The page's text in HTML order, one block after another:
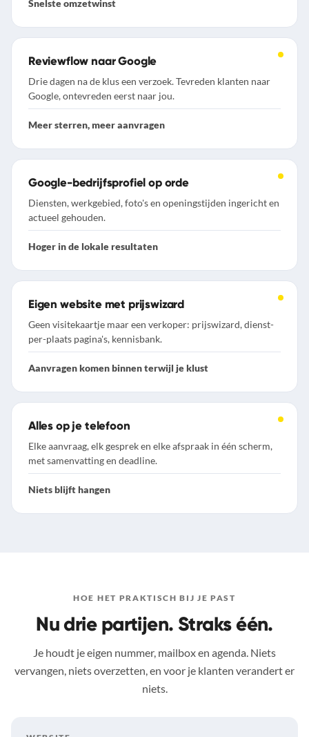
Snelste omzetwinst
Reviewflow naar Google
Drie dagen na de klus een verzoek. Tevreden klanten naar
Google, ontevreden eerst naar jou.
Meer sterren, meer aanvragen
Google-bedrijfsprofiel op orde
Diensten, werkgebied, foto's en openingstijden ingericht en
actueel gehouden.
Hoger in de lokale resultaten
Eigen website met prijswizard
Geen visitekaartje maar een verkoper: prijswizard, dienst-
per-plaats pagina's, kennisbank.
Aanvragen komen binnen terwijl je klust
Alles op je telefoon
Elke aanvraag, elk gesprek en elke afspraak in één scherm,
met samenvatting en deadline.
Niets blijft hangen
HOE HET PRAKTISCH BIJ JE PAST
Nu drie partijen. Straks één.
Je houdt je eigen nummer, mailbox en agenda. Niets
vervangen, niets overzetten, en voor je klanten verandert er
niets.